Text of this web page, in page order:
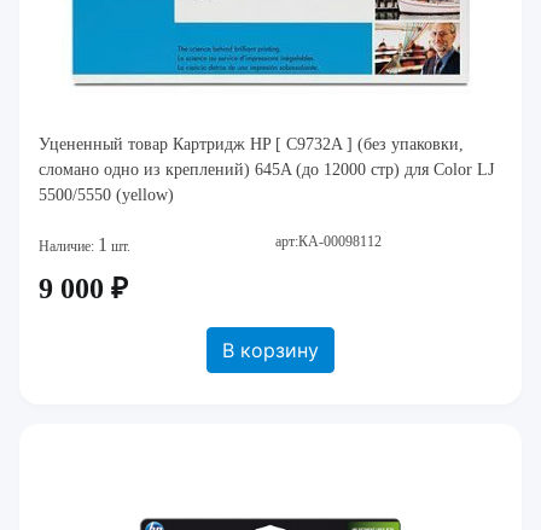
Уцененный товар Картридж HP [ C9732A ] (без упаковки,
сломано одно из креплений) 645A (до 12000 стр) для Color LJ
5500/5550 (yellow)
Наличие: 1 шт. арт:КА-00098112
9 000 ₽
В корзину